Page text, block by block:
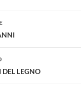
DEL LEGNO